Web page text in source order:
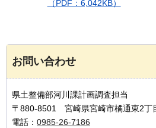
（PDF：6,042KB）
お問い合わせ
県土整備部河川課計画調査担当
〒880-8501 宮崎県宮崎市橘通東2丁
電話： 0985-26-7186